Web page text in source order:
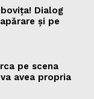
Dialog
și pe
pe scena
avea propria